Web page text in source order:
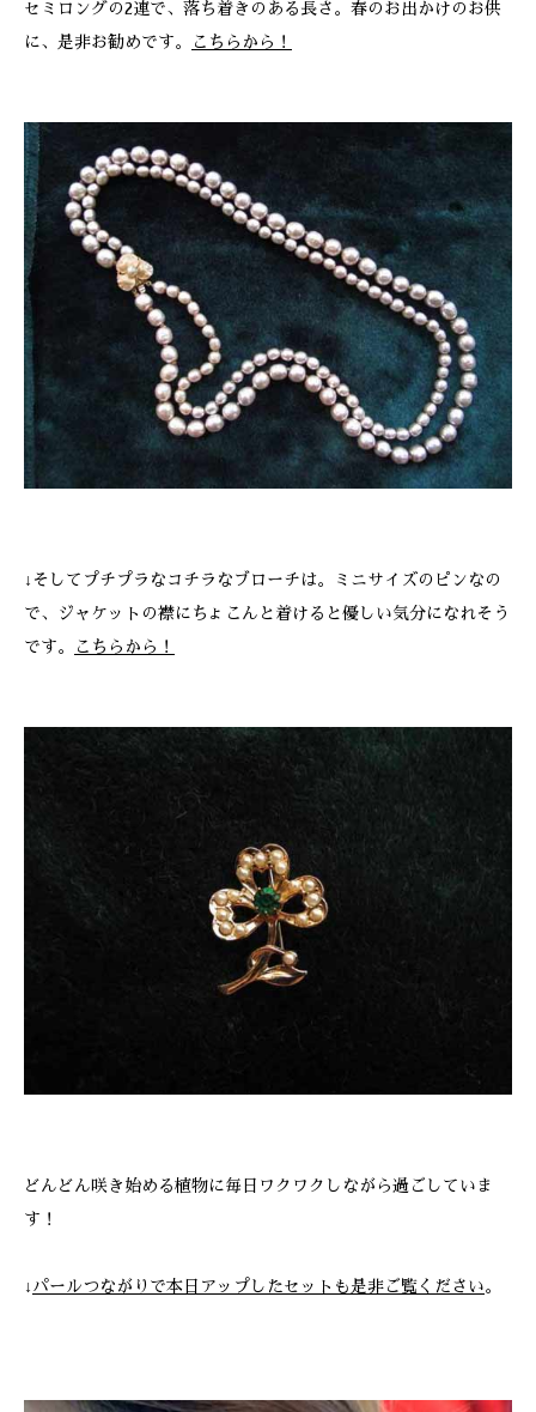
セミロングの2連で、落ち着きのある長さ。春のお出かけのお供
に、是非お勧めです。
こちらから！
↓そしてプチプラなコチラなブローチは。ミニサイズのピンなの
で、ジャケットの襟にちょこんと着けると優しい気分になれそう
です。
こちらから！
どんどん咲き始める植物に毎日ワクワクしながら過ごしていま
す！
↓ パールつながりで本日アップしたセットも是非ご覧ください。